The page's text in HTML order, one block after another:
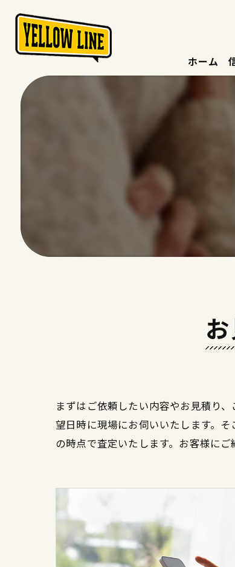
ホーム
まずはご依頼したい内容やお見積り
望日時に現場にお伺いいたします。
の時点で査定いたします。お客様にご